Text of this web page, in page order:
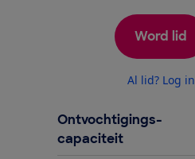
Word lid
Al lid? Log in
Ontvochtigings-
capaciteit